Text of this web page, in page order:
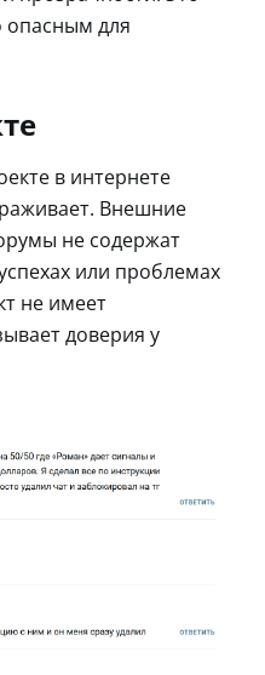
опасным для
в интернете
Внешние
не содержат
или проблемах
не имеет
доверия у